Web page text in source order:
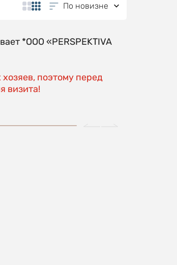
По новизне
*OOO «PERSPEKTIVA
поэтому перед
визита!